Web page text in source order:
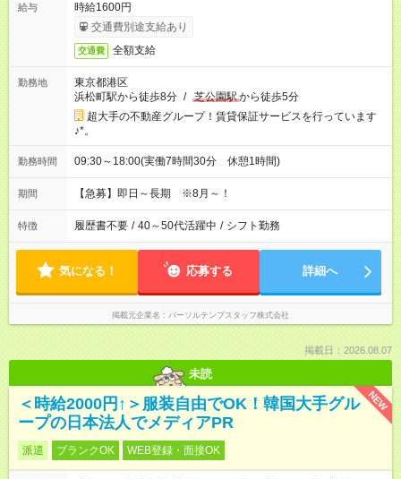
給与
時給1600円
交通費別途支給あり
交通費 全額支給
勤務地
東京都港区
浜松町駅から徒歩8分 / 芝公園駅から徒歩5分
超大手の不動産グループ！賃貸保証サービスを行っています
♪*。
勤務時間 09:30～18:00(実働7時間30分 休憩1時間)
期間 【急募】即日～長期 ※8月～！
特徴 履歴書不要 / 40～50代活躍中 / シフト勤務
気になる！ 応募する 詳細へ
掲載元企業名 パーソルテンプスタッフ株式会社
掲載日：2026.08.07
未読
NEW
＜時給2000円↑＞服装自由でOK！韓国大手グル
ープの日本法人でメディアPR
派遣 ブランクOK WEB登録・面接OK